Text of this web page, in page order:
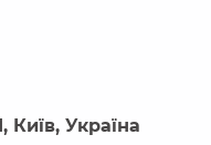
Київ, Україна